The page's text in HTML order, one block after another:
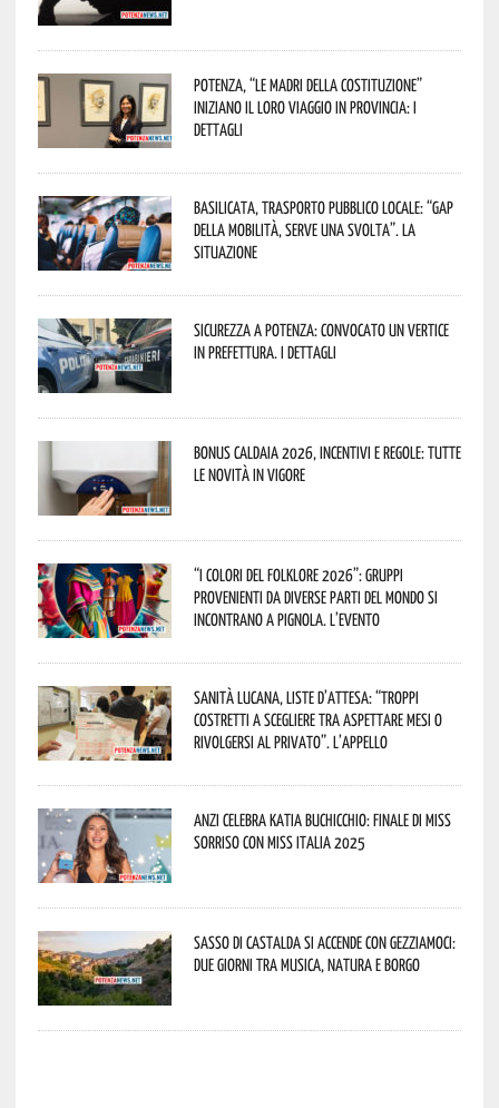
Potenza, “Le Madri della Costituzione”
iniziano il loro viaggio in provincia: i
dettagli
Basilicata, trasporto pubblico locale: “Gap
della mobilità, serve una svolta”. La
situazione
Sicurezza a Potenza: convocato un vertice
in Prefettura. I dettagli
Bonus caldaia 2026, incentivi e regole: tutte
le novità in vigore
“I Colori del Folklore 2026”: gruppi
provenienti da diverse parti del mondo si
incontrano a Pignola. L’evento
Sanità lucana, liste d’attesa: “Troppi
costretti a scegliere tra aspettare mesi o
rivolgersi al privato”. L’appello
Anzi celebra Katia Buchicchio: finale di Miss
Sorriso con Miss Italia 2025
Sasso di Castalda si accende con Gezziamoci:
due giorni tra musica, natura e borgo